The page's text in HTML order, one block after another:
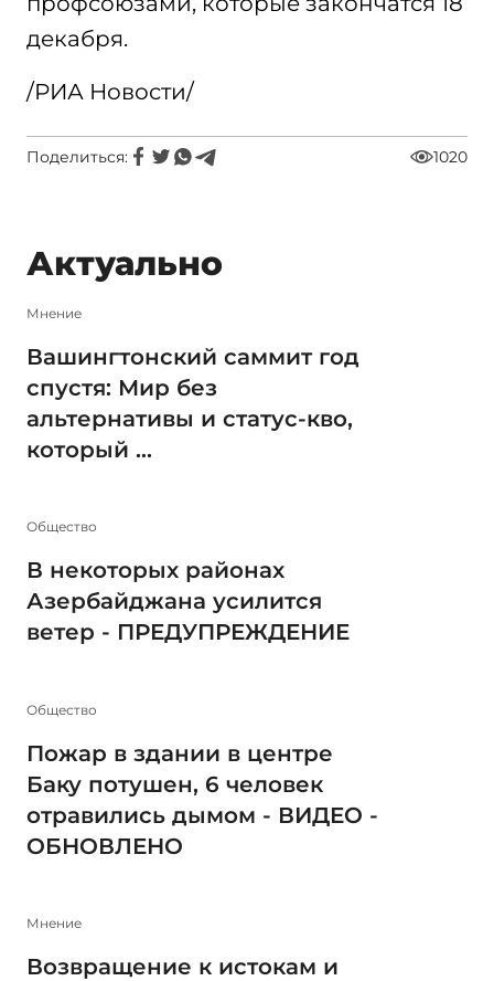
декабря.
/РИА Новости/
Поделиться: 1020
Актуально
Мнение
Вашингтонский саммит год
спустя: Мир без
альтернативы и статус-кво,
который ...
Общество
В некоторых районах
Азербайджана усилится
ветер - ПРЕДУПРЕЖДЕНИЕ
Общество
Пожар в здании в центре
Баку потушен, 6 человек
отравились дымом - ВИДЕО -
ОБНОВЛЕНО
Мнение
Возвращение к истокам и